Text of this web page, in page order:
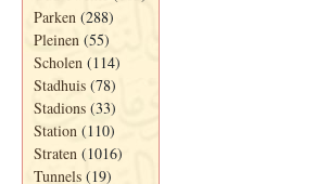
Parken (288)
Pleinen (55)
Scholen (114)
Stadhuis (78)
Stadions (33)
Station (110)
Straten (1016)
Tunnels (19)